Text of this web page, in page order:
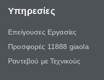
Υπηρεσίες
Επείγουσες Εργασίες
Προσφορές 11888 giaola
Ραντεβού με Τεχνικούς